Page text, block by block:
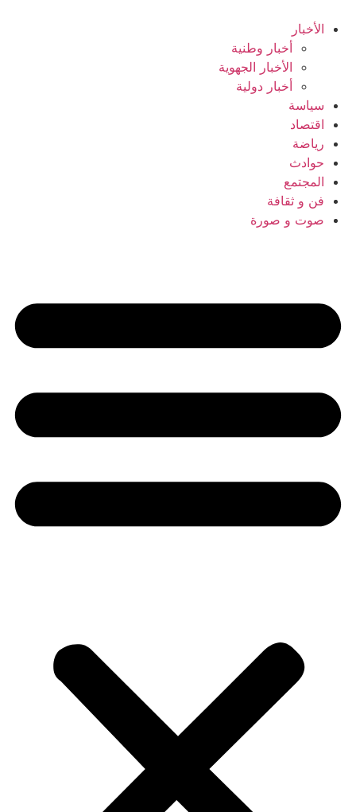
الأخبار
أخبار وطنية
الأخبار الجهوية
أخبار دولية
سياسة
اقتصاد
رياضة
حوادث
المجتمع
فن و ثقافة
صوت و صورة